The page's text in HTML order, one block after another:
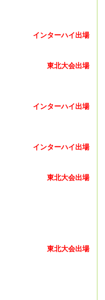
インターハイ出場
東北大会出場
インターハイ出場
インターハイ出場
東北大会出場
東北大会出場